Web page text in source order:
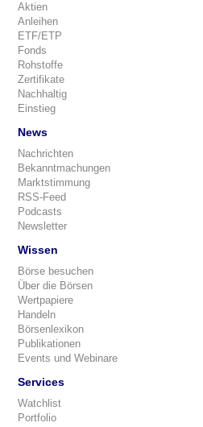
Aktien
Anleihen
ETF/ETP
Fonds
Rohstoffe
Zertifikate
Nachhaltig
Einstieg
News
Nachrichten
Bekanntmachungen
Marktstimmung
RSS-Feed
Podcasts
Newsletter
Wissen
Börse besuchen
Über die Börsen
Wertpapiere
Handeln
Börsenlexikon
Publikationen
Events und Webinare
Services
Watchlist
Portfolio